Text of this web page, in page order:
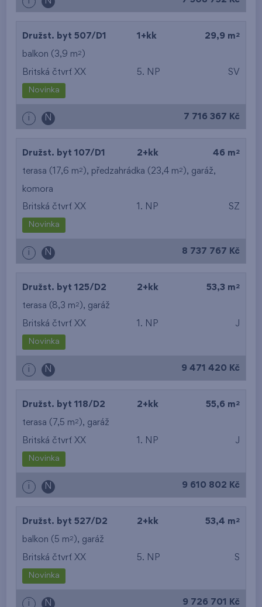
od nejnižšího patra
Družst. byt 507/D1 1+kk 29,9 m 2
balkon (3,9 m2 )
Britská čtvrť XX 5. NP SV
Novinka
i N 7 716 367 Kč
Družst. byt 107/D1 2+kk 46 m 2
terasa (17,6 m2 ), předzahrádka (23,4 m2 ), garáž,
komora
Britská čtvrť XX 1. NP SZ
Novinka
i N 8 737 767 Kč
Družst. byt 125/D2 2+kk 53,3 m 2
terasa (8,3 m2 ), garáž
Britská čtvrť XX 1. NP J
Novinka
i N 9 471 420 Kč
Družst. byt 118/D2 2+kk 55,6 m 2
terasa (7,5 m2 ), garáž
Britská čtvrť XX 1. NP J
Novinka
i N 9 610 802 Kč
Družst. byt 527/D2 2+kk 53,4 m 2
balkon (5 m2 ), garáž
Britská čtvrť XX 5. NP S
Novinka
i N 9 726 701 Kč